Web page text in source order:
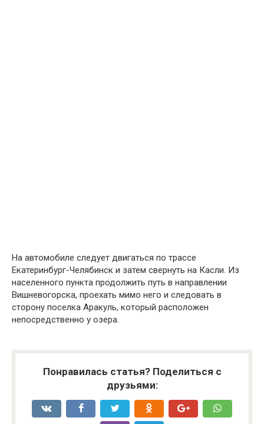
На автомобиле следует двигаться по трассе
Екатеринбург-Челябинск и затем свернуть на Касли. Из
населенного пункта продолжить путь в направлении
Вишневогорска, проехать мимо него и следовать в
сторону поселка Аракуль, который расположен
непосредственно у озера.
Понравилась статья? Поделиться с
друзьями: